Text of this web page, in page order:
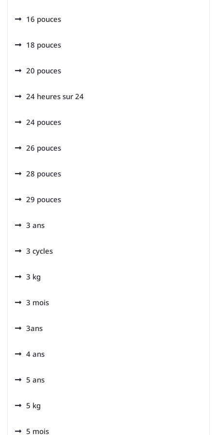
16 pouces
18 pouces
20 pouces
24 heures sur 24
24 pouces
26 pouces
28 pouces
29 pouces
3 ans
3 cycles
3 kg
3 mois
3ans
4 ans
5 ans
5 kg
5 mois